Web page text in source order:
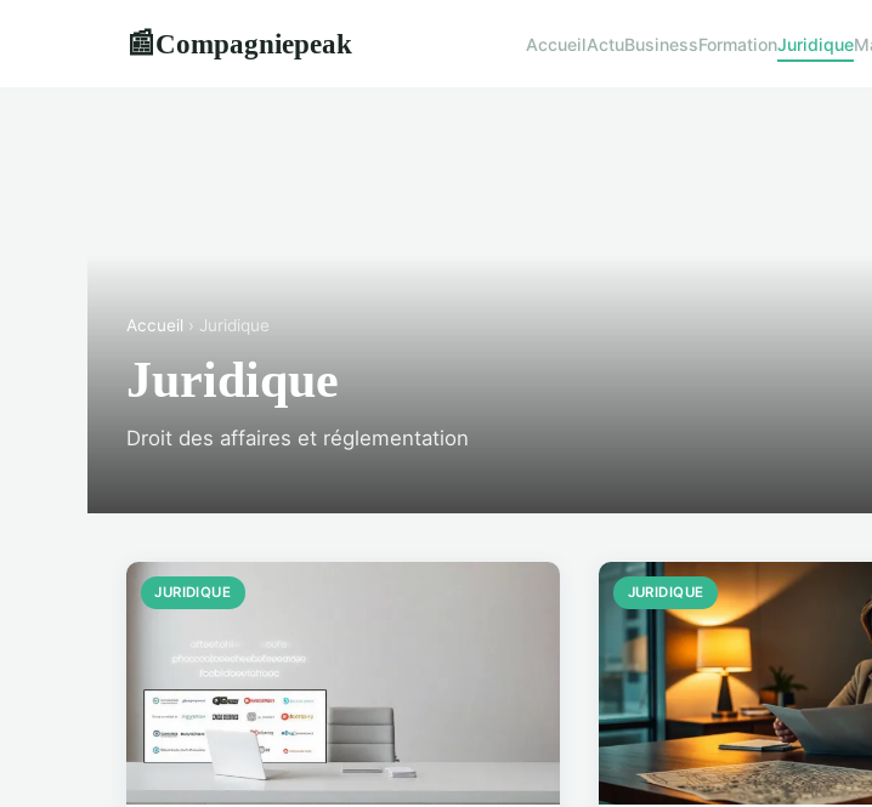
📰Compagniepeak AccueilActuBusinessFormationJuridique
Accueil › Juridique
Juridique
Droit des affaires et réglementation
JURIDIQUE JURIDIQUE